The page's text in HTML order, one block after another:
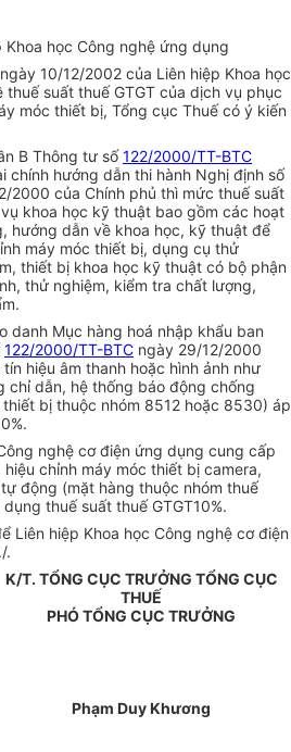
Khoa học Công nghệ ứng dụng
10/12/2002 của Liên hiệp Khoa học
suất thuế GTGT của dịch vụ phục
móc thiết bị, Tổng cục Thuế có ý kiến
B Thông tư số122/2000/TT-BTC
chính hướng dẫn thi hành Nghị định số
2000 của Chính phủ thì mức thuế suất
khoa học kỹ thuật bao gồm các hoạt
hướng dẫn về khoa học, kỹ thuật để
máy móc thiết bị, dụng cụ thử
thiết bị khoa học kỹ thuật có bộ phận
thử nghiệm, kiểm tra chất lượng,
danh Mục hàng hoá nhập khẩu ban
122/2000/TT-BTC ngày 29/12/2000
hiệu âm thanh hoặc hình ảnh như
chỉ dẫn, hệ thống báo động chống
bị thuộc nhóm 8512 hoặc 8530) áp
nghệ cơ điện ứng dụng cung cấp
chỉnh máy móc thiết bị camera,
động (mặt hàng thuộc nhóm thuế
thuế suất thuế GTGT10%.
Liên hiệp Khoa học Công nghệ cơ điện
.
K/T. TỔNG CỤC TRƯỞNG TỔNG CỤC
THUẾ
PHÓ TỔNG CỤC TRƯỞNG
Phạm Duy Khương